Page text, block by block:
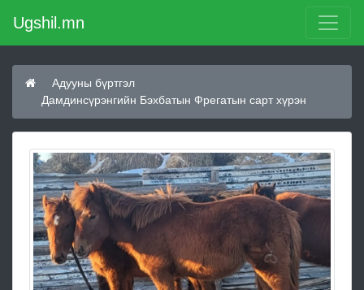
Ugshil.mn
Адууны бүртгэл
Дамдинсүрэнгийн Бэхбатын Фрегатын сарт хүрэн